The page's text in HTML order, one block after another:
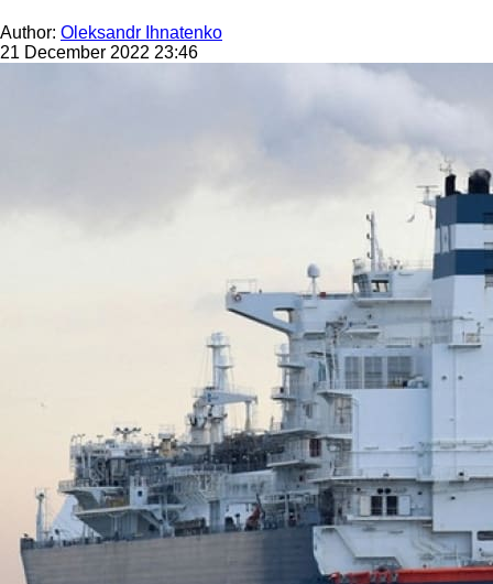
Author: Oleksandr Ihnatenko
21 December 2022 23:46